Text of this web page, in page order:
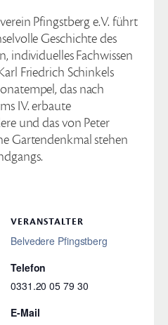
Pfingstberg e.V. führt
Geschichte des
individuelles Fachwissen
Friedrich Schinkels
das nach
IV. erbaute
und das von Peter
Gartendenkmal stehen
VERANSTALTER
Belvedere Pfingstberg
Telefon
0331.20 05 79 30
E-Mail